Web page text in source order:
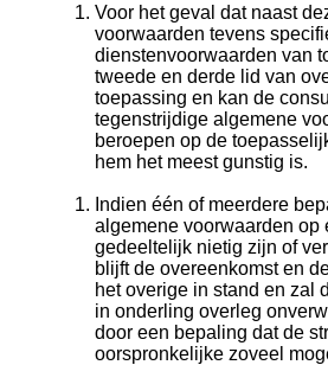
Voor het geval dat naast
voorwaarden tevens
dienstenvoorwaarden van
tweede en derde lid van
toepassing en kan de
tegenstrijdige algemene
beroepen op de
hem het meest gunstig is.
Indien één of meerdere
algemene voorwaarden op
gedeeltelijk nietig zijn of
blijft de overeenkomst en
het overige in stand en zal
in onderling overleg
door een bepaling dat de
oorspronkelijke zoveel